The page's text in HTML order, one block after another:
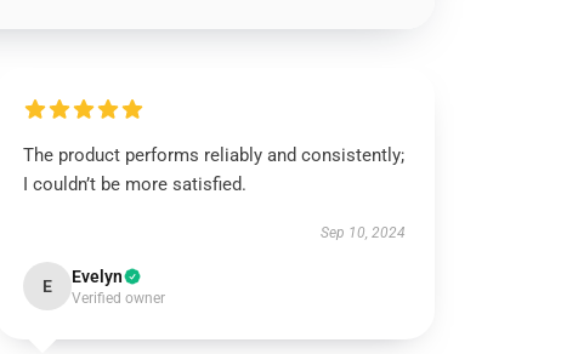
The product performs reliably and consistently;
I couldn’t be more satisfied.
Sep 10, 2024
E Evelyn
Verified owner